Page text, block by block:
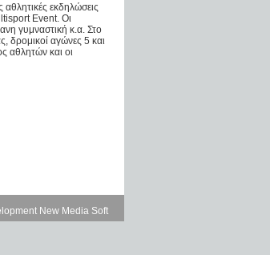
εκδηλώσεις
Event. Οι
γυμναστική κ.α. Στο
δρομικοί αγώνες 5 και
αθλητών και οι
New Media Soft